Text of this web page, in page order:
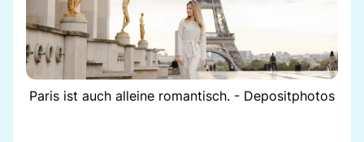
Paris ist auch alleine romantisch. - Depositphotos